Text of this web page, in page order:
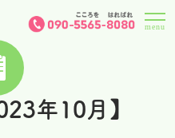
年10月】